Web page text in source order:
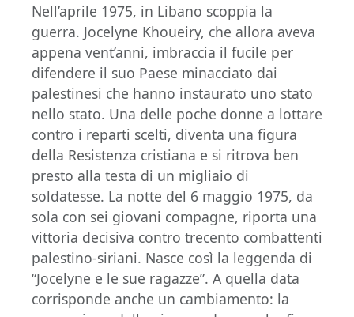
Nell’aprile 1975, in Libano scoppia la
guerra. Jocelyne Khoueiry, che allora aveva
appena vent’anni, imbraccia il fucile per
difendere il suo Paese minacciato dai
palestinesi che hanno instaurato uno stato
nello stato. Una delle poche donne a lottare
contro i reparti scelti, diventa una figura
della Resistenza cristiana e si ritrova ben
presto alla testa di un migliaio di
soldatesse. La notte del 6 maggio 1975, da
sola con sei giovani compagne, riporta una
vittoria decisiva contro trecento combattenti
palestino-siriani. Nasce così la leggenda di
“Jocelyne e le sue ragazze”. A quella data
corrisponde anche un cambiamento: la